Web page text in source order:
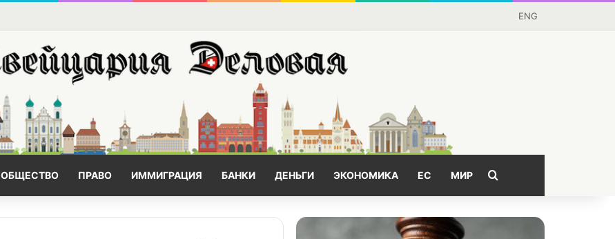
ENG
ОБЩЕСТВО ПРАВО ИММИГРАЦИЯ БАНКИ ДЕНЬГИ ЭКОНОМИКА ЕС МИР Поищем?